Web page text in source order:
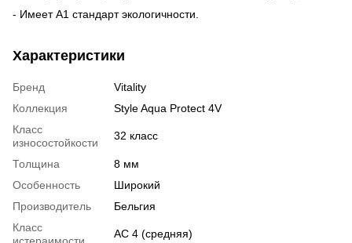
- Имеет А1 стандарт экологичности.
Характеристики
Бренд
Vitality
Коллекция
Style Aqua Protect 4V
Класс
износостойкости
32 класс
Толщина
8 мм
Особенность
Широкий
Производитель
Бельгия
Класс
истераимости
АС 4 (средняя)